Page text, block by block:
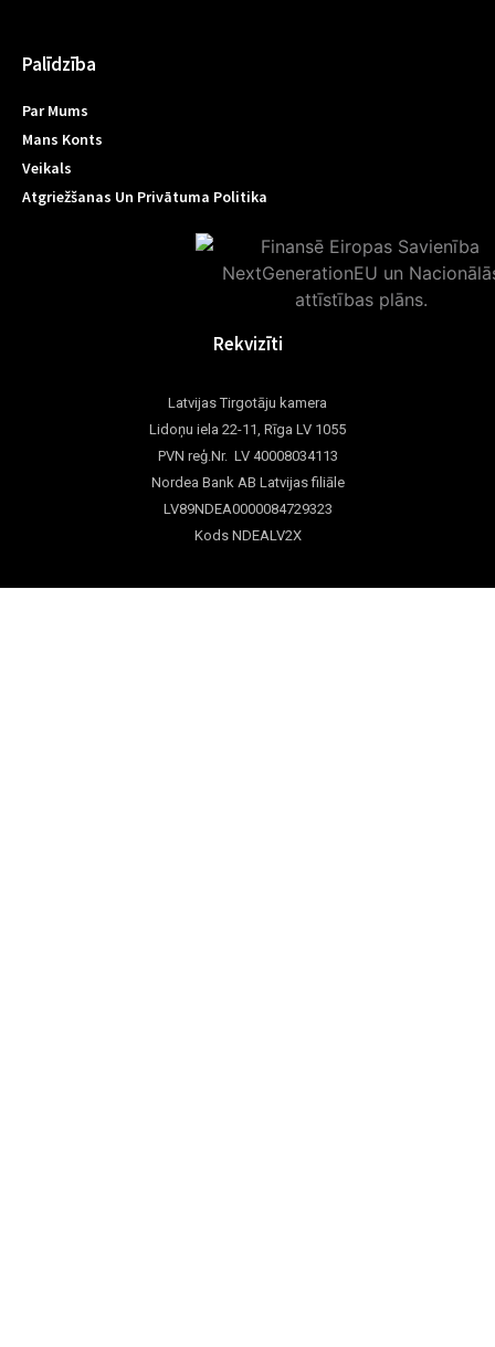
Palīdzība
Par Mums
Mans Konts
Veikals
Atgriežšanas Un Privātuma Politika
Rekvizīti
Latvijas Tirgotāju kamera
Lidoņu iela 22-11, Rīga LV 1055
PVN reģ.Nr. LV 40008034113
Nordea Bank AB Latvijas filiāle
LV89NDEA0000084729323
Kods NDEALV2X